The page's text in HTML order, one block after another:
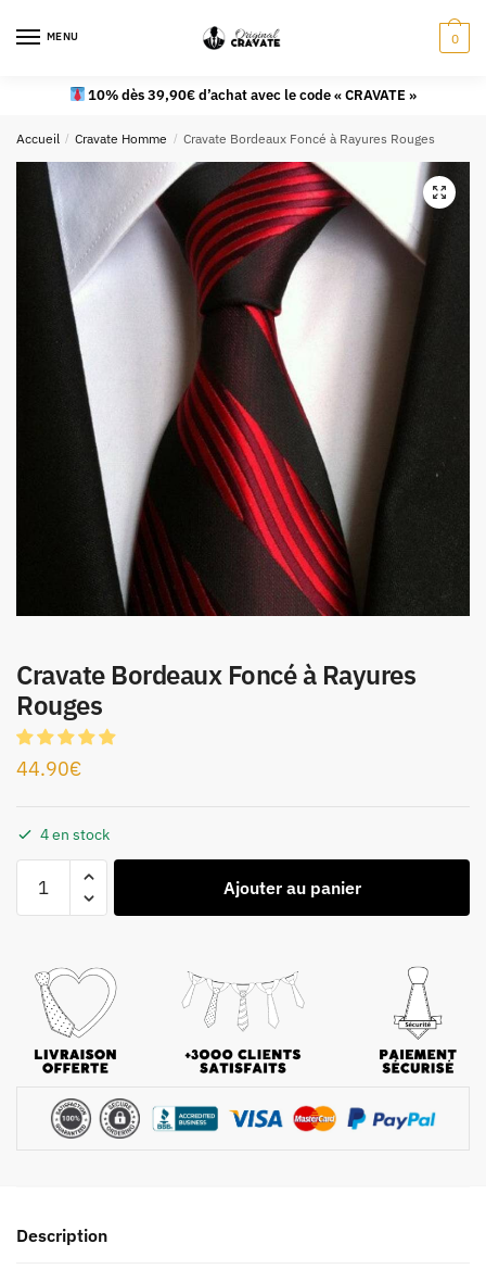
MENU 0
10% dès 39,90€ d’achat avec le code « CRAVATE »
Accueil / Cravate Homme / Cravate Bordeaux Foncé à Rayures Rouges
Cravate Bordeaux Foncé à Rayures
Rouges
44.90€
4 en stock
Ajouter au panier
Description